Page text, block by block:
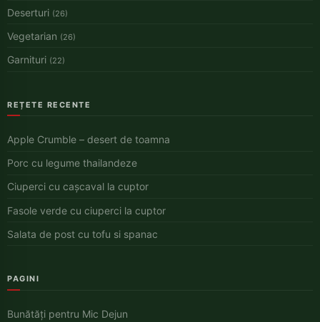
Deserturi (26)
Vegetarian (26)
Garnituri (22)
REȚETE RECENTE
Apple Crumble – desert de toamna
Porc cu legume thailandeze
Ciuperci cu cașcaval la cuptor
Fasole verde cu ciuperci la cuptor
Salata de post cu tofu si spanac
PAGINI
Bunătăți pentru Mic Dejun